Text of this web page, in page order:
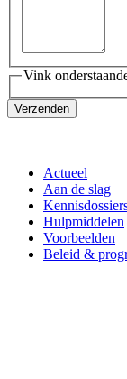
Vink
Verzenden
Actueel
Aan de slag
Hulpmiddelen
Voorbeelden
Beleid &